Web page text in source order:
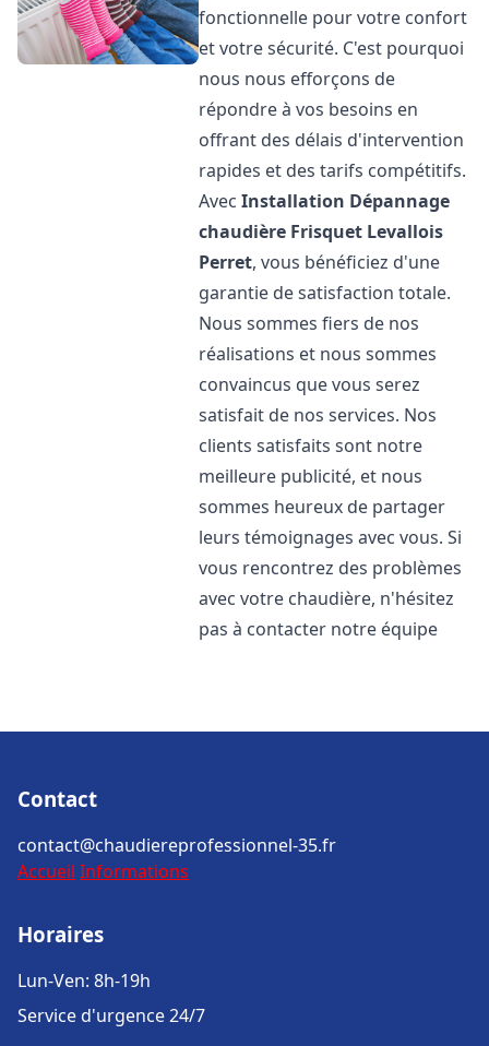
fonctionnelle pour votre confort
et votre sécurité. C'est pourquoi
nous nous efforçons de
répondre à vos besoins en
offrant des délais d'intervention
rapides et des tarifs compétitifs.
AvecInstallation Dépannage
chaudière Frisquet Levallois
Perret, vous bénéficiez d'une
garantie de satisfaction totale.
Nous sommes fiers de nos
réalisations et nous sommes
convaincus que vous serez
satisfait de nos services. Nos
clients satisfaits sont notre
meilleure publicité, et nous
sommes heureux de partager
leurs témoignages avec vous. Si
vous rencontrez des problèmes
avec votre chaudière, n'hésitez
pas à contacter notre équipe
Contact
contact@chaudiereprofessionnel-35.fr
Accueil Informations
Horaires
Lun-Ven: 8h-19h
Service d'urgence 24/7